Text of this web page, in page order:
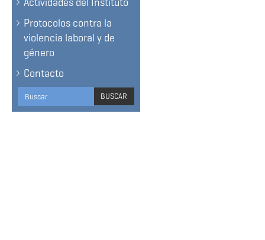
Protocolos contra la
violencia laboral y de
género
Contacto
Search
form
BUSCAR
BUSCAR